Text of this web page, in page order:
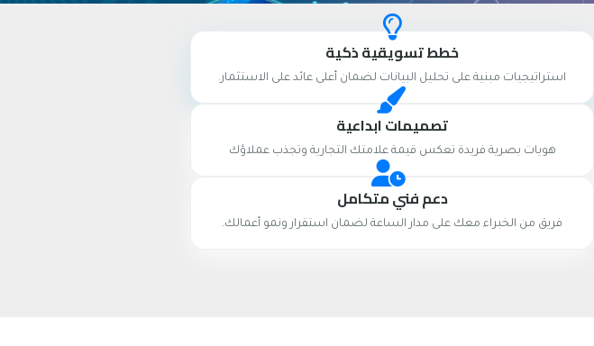
خطط تسويقية ذكية
استراتيجيات مبنية على تحليل البيانات لضمان أعلى عائد على الاستثمار.
تصميمات ابداعية
هويات بصرية فريدة تعكس قيمة علامتك التجارية وتجذب عملاؤك
دعم فني متكامل
فريق من الخبراء معك على مدار الساعة لضمان استقرار ونمو أعمالك.